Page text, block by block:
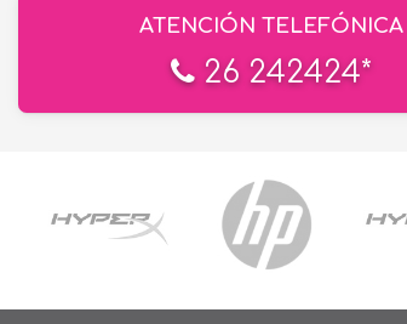
ATENCIÓN TELEFÓNICA
26 242424*